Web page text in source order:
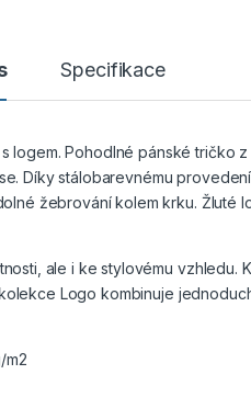
Specifikace
logem. Pohodlné pánské tričko
Díky stálobarevnému
žebrování kolem krku. Žluté
ale i ke stylovému vzhledu.
Logo kombinuje
m2